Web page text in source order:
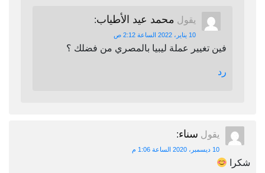
يقول محمد عيد الأطياب:
10 يناير، 2022 الساعة 2:12 ص
فين تغيير عملة ليبيا بالمصري من فضلك ؟
رد
يقول سناء:
10 ديسمبر، 2020 الساعة 1:06 م
شكرا